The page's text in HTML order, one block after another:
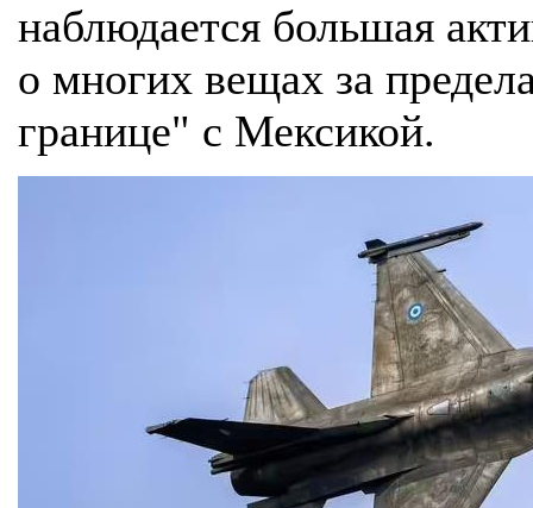
наблюдается большая
о многих вещах за
границе" с Мексикой.